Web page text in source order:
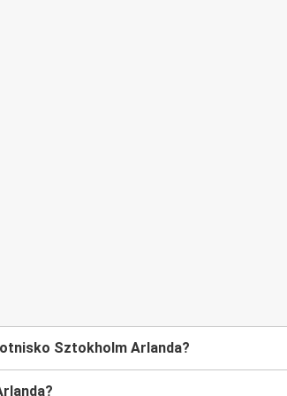
Sztokholm Arlanda?